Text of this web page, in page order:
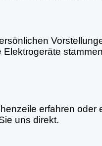
erfahren
uns direkt.